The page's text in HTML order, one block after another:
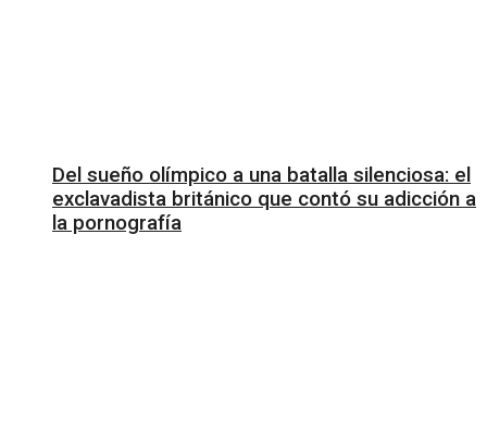
Del sueño olímpico a una batalla silenciosa: el
exclavadista británico que contó su adicción a
la pornografía